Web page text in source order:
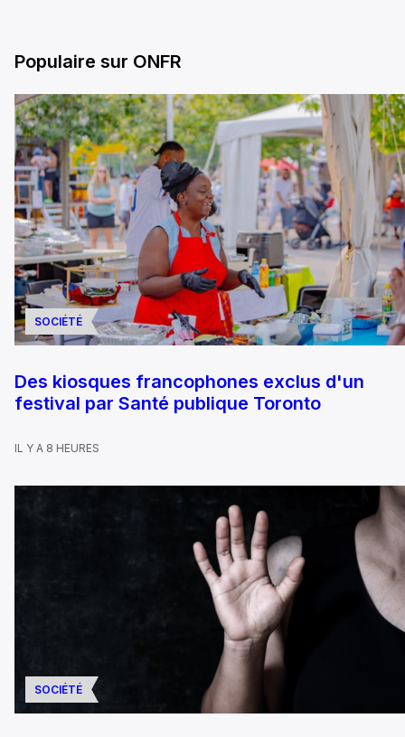
Populaire sur ONFR
SOCIÉTÉ
Des kiosques francophones exclus d'un
festival par Santé publique Toronto
IL Y A 8 HEURES
SOCIÉTÉ